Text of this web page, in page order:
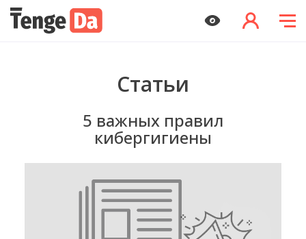
Статьи
5 важных правил
кибергигиены